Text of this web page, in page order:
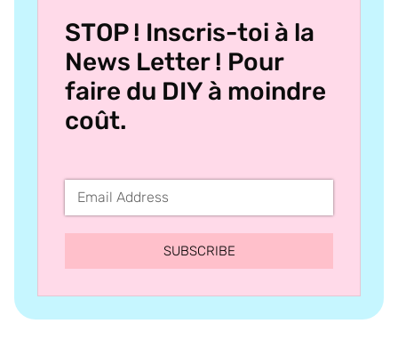
STOP ! Inscris-toi à la
News Letter ! Pour
faire du DIY à moindre
coût.
SUBSCRIBE